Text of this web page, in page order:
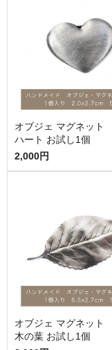
オブジェ マグネット
ハート お試し1個
2,000円
オブジェ マグネット
木の葉 お試し1個